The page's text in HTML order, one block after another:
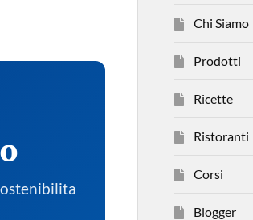
Chi Siamo
Prodotti
Ricette
Ristoranti
Corsi
Blogger